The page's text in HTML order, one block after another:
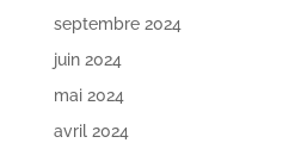
septembre 2024
juin 2024
mai 2024
avril 2024